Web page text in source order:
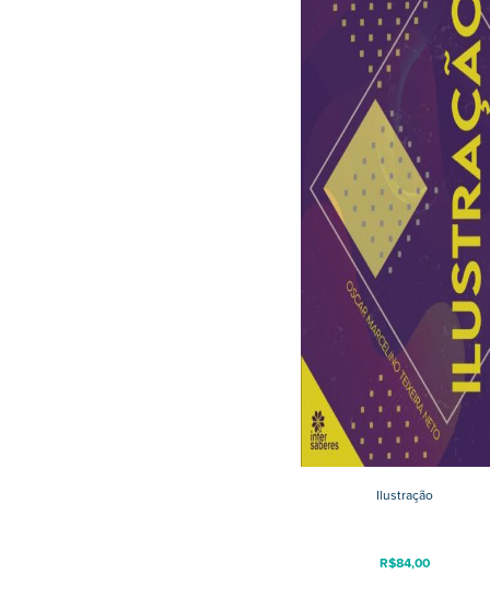
Ilustração
R$84,00